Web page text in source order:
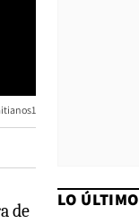
de
LO ÚLTIMO